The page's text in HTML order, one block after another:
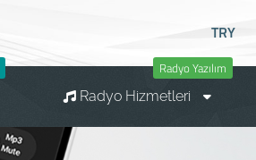
TRY
Radyo Yazılım
Radyo Hizmetleri